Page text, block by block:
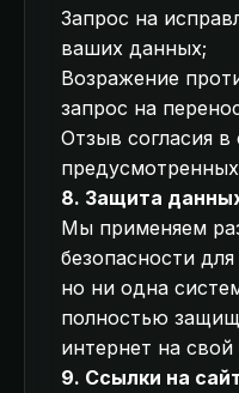
Запрос на
ваших данных;
Возражение
запрос на
Отзыв согласия в
8. Защита
Мы применяем
безопасности
но ни одна
полностью
интернет на свой
9. Ссылки на